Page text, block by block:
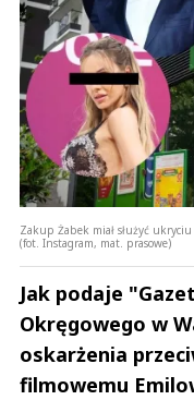
Zakup Żabek miał służyć
(fot. Instagram, mat. prasowe)
Jak podaje
Okręgowego w
oskarżenia
filmowemu